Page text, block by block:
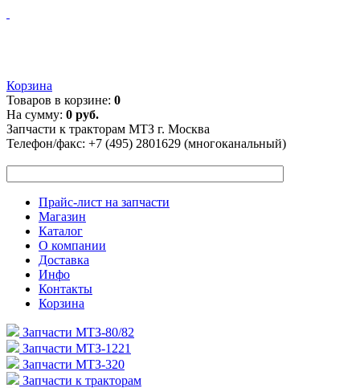
Корзина
Товаров в корзине: 0
На сумму: 0 руб.
Запчасти к тракторам МТЗ г. Москва
Телефон/факс: +7 (495) 2801629 (многоканальный)
Прайс-лист на запчасти
Магазин
Каталог
О компании
Доставка
Инфо
Контакты
Корзина
Запчасти МТЗ-80/82
Запчасти МТЗ-1221
Запчасти МТЗ-320
Запчасти к тракторам